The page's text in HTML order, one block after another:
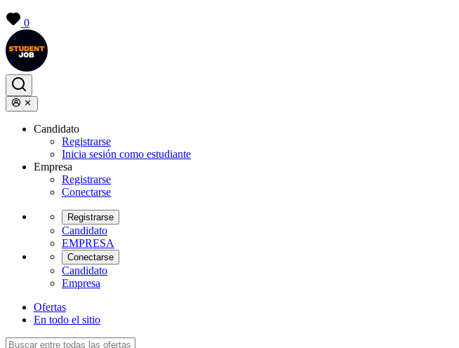
0
Candidato
Registrarse
Inicia sesión como estudiante
Empresa
Registrarse
Conectarse
Registrarse
Candidato
EMPRESA
Conectarse
Candidato
Empresa
Ofertas
En todo el sitio